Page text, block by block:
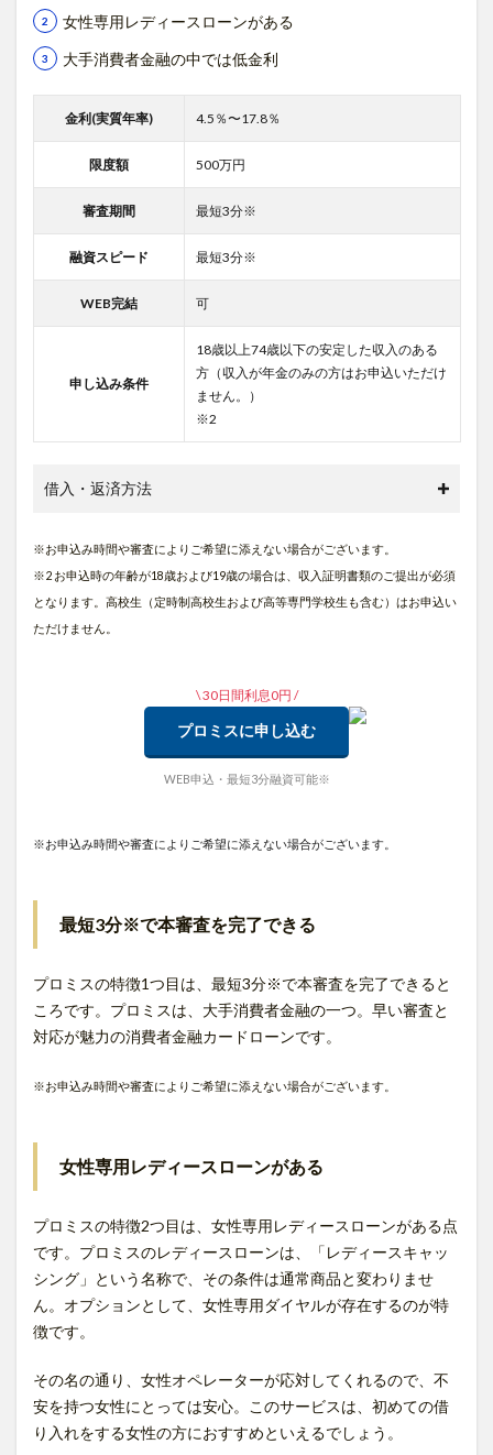
女性専用レディースローンがある
大手消費者金融の中では低金利
金利(実質年率) 4.5％〜17.8％
限度額 500万円
審査期間 最短3分※
融資スピード 最短3分※
WEB完結 可
申し込み条件
18歳以上74歳以下の安定した収入のある
方（収入が年金のみの方はお申込いただけ
ません。）
※2
借入・返済方法
※お申込み時間や審査によりご希望に添えない場合がございます。
※2 お申込時の年齢が18歳および19歳の場合は、収入証明書類のご提出が必須
となります。高校生（定時制高校生および高等専門学校生も含む）はお申込い
ただけません。
\ 30日間利息0円 /
プロミスに申し込む
WEB申込・最短3分融資可能※
※お申込み時間や審査によりご希望に添えない場合がございます。
最短3分※で本審査を完了できる
プロミスの特徴1つ目は、最短3分※で本審査を完了できると
ころです。プロミスは、大手消費者金融の一つ。早い審査と
対応が魅力の消費者金融カードローンです。
※お申込み時間や審査によりご希望に添えない場合がございます。
女性専用レディースローンがある
プロミスの特徴2つ目は、女性専用レディースローンがある点
です。プロミスのレディースローンは、「レディースキャッ
シング」という名称で、その条件は通常商品と変わりませ
ん。オプションとして、女性専用ダイヤルが存在するのが特
徴です。
その名の通り、女性オペレーターが応対してくれるので、不
安を持つ女性にとっては安心。このサービスは、初めての借
り入れをする女性の方におすすめといえるでしょう。